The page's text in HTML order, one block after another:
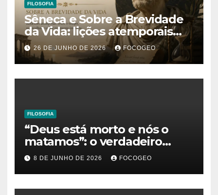
FILOSOFIA
Sêneca e Sobre a Brevidade
da Vida: lições atemporais
sobre o tempo, a felicidade e
o verdadeiro sentido da
existência
26 DE JUNHO DE 2026 FOCOGEO
FILOSOFIA
“Deus está morto e nós o
matamos”: o verdadeiro
significado da frase de
Friedrich Nietzsche
8 DE JUNHO DE 2026 FOCOGEO